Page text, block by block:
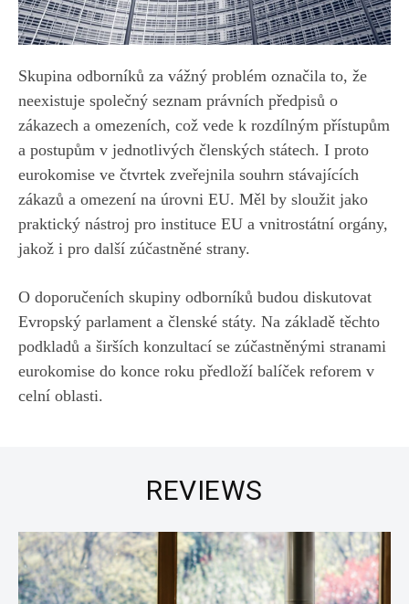
Skupina odborníků za vážný problém označila to, že
neexistuje společný seznam právních předpisů o
zákazech a omezeních, což vede k rozdílným přístupům
a postupům v jednotlivých členských státech. I proto
eurokomise ve čtvrtek zveřejnila souhrn stávajících
zákazů a omezení na úrovni EU. Měl by sloužit jako
praktický nástroj pro instituce EU a vnitrostátní orgány,
jakož i pro další zúčastněné strany.
O doporučeních skupiny odborníků budou diskutovat
Evropský parlament a členské státy. Na základě těchto
podkladů a širších konzultací se zúčastněnými stranami
eurokomise do konce roku předloží balíček reforem v
celní oblasti.
REVIEWS